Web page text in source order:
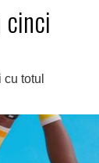
totul